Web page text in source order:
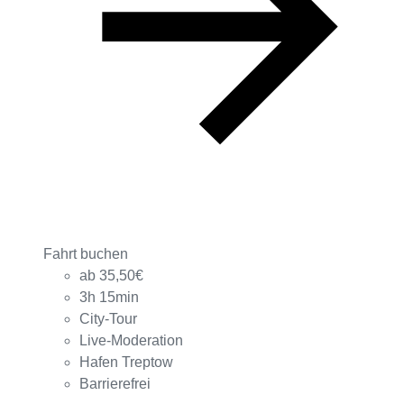
Fahrt buchen
ab 35,50€
3h 15min
City-Tour
Live-Moderation
Hafen Treptow
Barrierefrei